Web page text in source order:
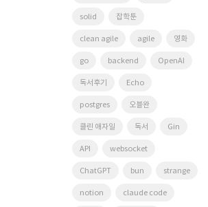
solid 잡학툰
clean agile agile 영화
go backend OpenAI
독서후기 Echo
postgres 오블완
클린 애자일 독서 Gin
API websocket
ChatGPT bun strange
notion claude code